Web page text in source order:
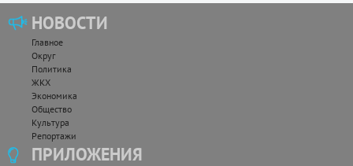
НОВОСТИ
Главное
Округ
Политика
ЖКХ
Экономика
Общество
Культура
Репортажи
ПРИЛОЖЕНИЯ